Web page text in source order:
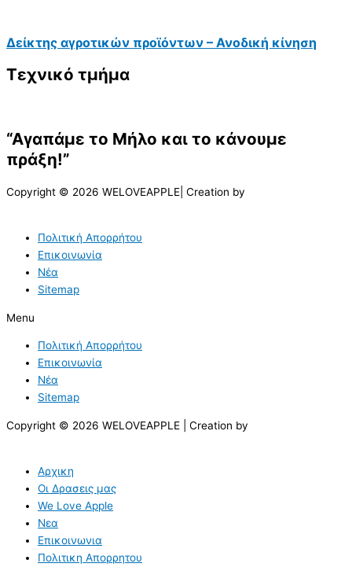
Δείκτης αγροτικών προϊόντων – Ανοδική κίνηση
Τεχνικό τμήμα
“Αγαπάμε το Μήλο και το κάνουμε
πράξη!”
Copyright © 2026 WELOVEAPPLE| Creation by
Πολιτική Απορρήτου
Επικοινωνία
Νέα
Sitemap
Menu
Πολιτική Απορρήτου
Επικοινωνία
Νέα
Sitemap
Copyright © 2026 WELOVEAPPLE | Creation by
Αρχικη
Οι Δρασεις μας
We Love Apple
Νεα
Επικοινωνια
Πολιτικη Απορρητου